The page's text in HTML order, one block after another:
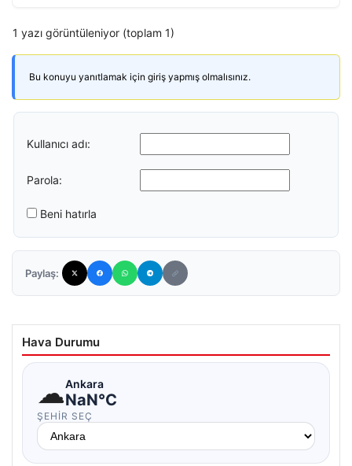
1 yazı görüntüleniyor (toplam 1)
Bu konuyu yanıtlamak için giriş yapmış olmalısınız.
Kullanıcı adı:
Parola:
Beni hatırla
Paylaş:
Hava Durumu
☁Ankara
NaN°C
ŞEHIR SEÇ